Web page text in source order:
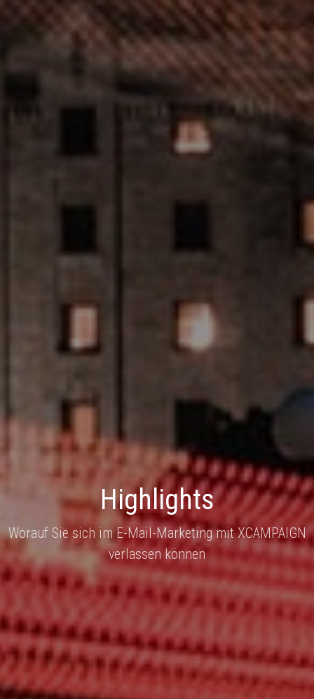
Highlights
Worauf Sie sich im E-Mail-Marketing mit XCAMPAIGN
verlassen können